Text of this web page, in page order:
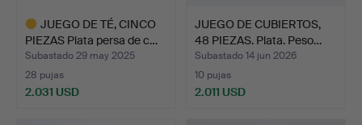
JUEGO DE TÉ, CINCO
PIEZAS Plata persa de c…
Subastado 29 may 2025
28 pujas
2.031 USD
JUEGO DE CUBIERTOS,
48 PIEZAS. Plata. Peso…
Subastado 14 jun 2026
10 pujas
2.011 USD